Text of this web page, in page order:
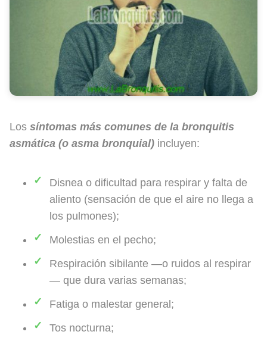
Los síntomas más comunes de la bronquitis
asmática (o asma bronquial) incluyen:
Disnea o dificultad para respirar y falta de
aliento (sensación de que el aire no llega a
los pulmones);
Molestias en el pecho;
Respiración sibilante —o ruidos al respirar
— que dura varias semanas;
Fatiga o malestar general;
Tos nocturna;